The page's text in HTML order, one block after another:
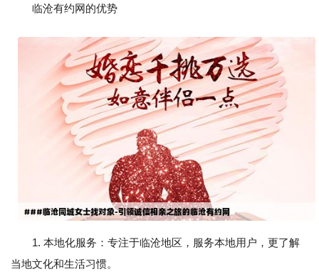
临沧有约网的优势
1. 本地化服务：专注于临沧地区，服务本地用户，更了解
当地文化和生活习惯。